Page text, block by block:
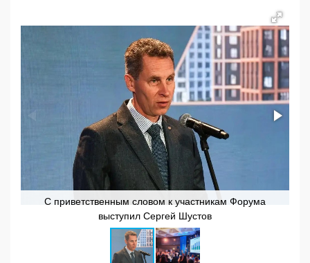
С приветственным словом к участникам Форума
выступил Сергей Шустов